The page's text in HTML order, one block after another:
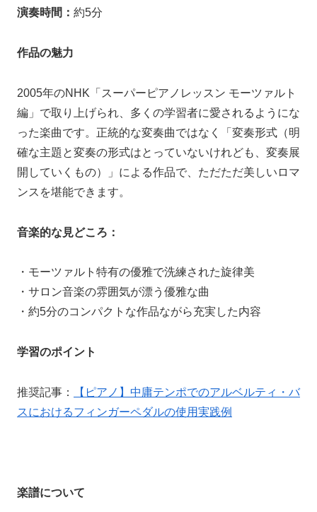
演奏時間： 約5分
作品の魅力
2005年のNHK「スーパーピアノレッスン モーツァルト
編」で取り上げられ、多くの学習者に愛されるようにな
った楽曲です。正統的な変奏曲ではなく「変奏形式（明
確な主題と変奏の形式はとっていないけれども、変奏展
開していくもの）」による作品で、ただただ美しいロマ
ンスを堪能できます。
音楽的な見どころ：
・モーツァルト特有の優雅で洗練された旋律美
・サロン音楽の雰囲気が漂う優雅な曲
・約5分のコンパクトな作品ながら充実した内容
学習のポイント
推奨記事：
【ピアノ】中庸テンポでのアルベルティ・バ
スにおけるフィンガーペダルの使用実践例
楽譜について